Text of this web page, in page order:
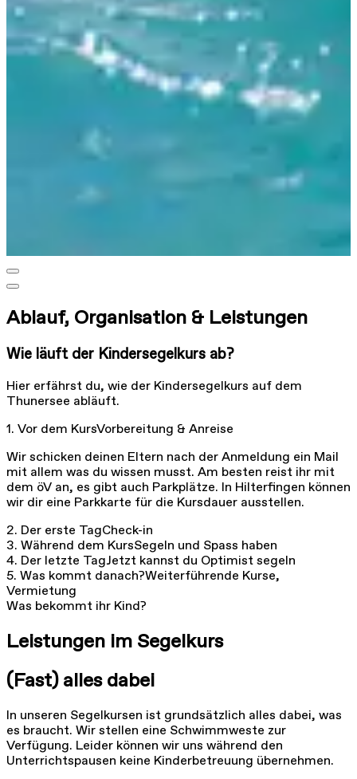
Ablauf, Organisation & Leistungen
Wie läuft der Kindersegelkurs ab?
Hier erfährst du, wie der Kindersegelkurs auf dem
Thunersee abläuft.
1. Vor dem KursVorbereitung & Anreise
Wir schicken deinen Eltern nach der Anmeldung ein Mail
mit allem was du wissen musst. Am besten reist ihr mit
dem öV an, es gibt auch Parkplätze. In Hilterfingen können
wir dir eine Parkkarte für die Kursdauer ausstellen.
2. Der erste TagCheck-in
3. Während dem KursSegeln und Spass haben
4. Der letzte TagJetzt kannst du Optimist segeln
5. Was kommt danach?Weiterführende Kurse,
Vermietung
Was bekommt ihr Kind?
Leistungen im Segelkurs
(Fast) alles dabei
In unseren Segelkursen ist grundsätzlich alles dabei, was
es braucht. Wir stellen eine Schwimmweste zur
Verfügung. Leider können wir uns während den
Unterrichtspausen keine Kinderbetreuung übernehmen.